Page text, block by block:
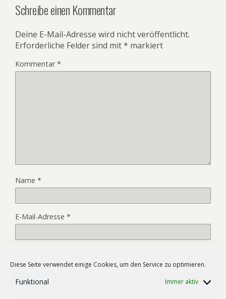
Diese Seite verwendet einige Cookies, um den Service zu optimieren.
Funktional Immer aktiv
Schreibe einen Kommentar
Deine E-Mail-Adresse wird nicht veröffentlicht.
Erforderliche Felder sind mit* markiert
Kommentar*
Name *
E-Mail-Adresse *